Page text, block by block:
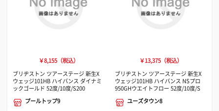
￥8,155（税込）
ブリヂストン ツアーステージ 新生X
ウェッジ101HB ハイバンス ダイナミ
ックゴールド 52度/10度/S200
プールトップ9
￥13,375（税込）
ブリヂストン ツアーステージ 新生X
ウェッジ101HB ハイバンス NSプロ
950GHウエイトフロー 52度/10度/S
ユーズタウン8